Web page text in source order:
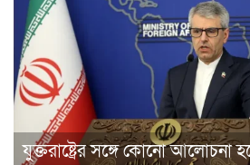
যুক্তরাষ্ট্রের সঙ্গে কোনো আলোচনা